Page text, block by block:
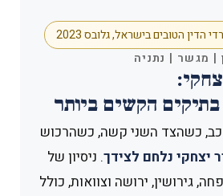
| מגשר | נתניה
בתיקים הקשים ביותר
כשהצד השני קשה, כשהרכוש
יצחקי נלחם לצידך. ניסיון של
גירושין, ירושה וצוואות, כולל